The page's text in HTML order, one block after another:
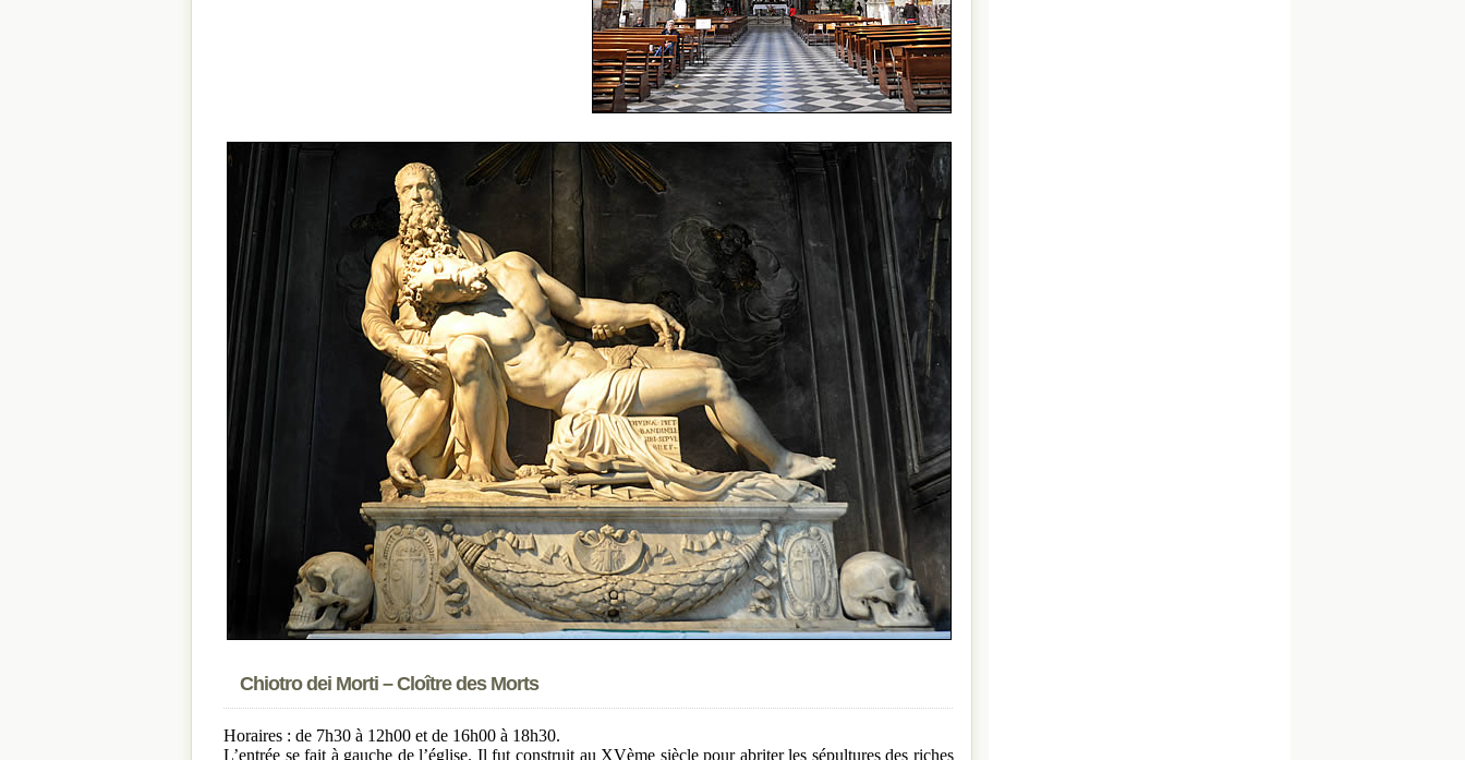
Chiotro dei Morti – Cloître des Morts
Horaires : de 7h30 à 12h00 et de 16h00 à 18h30.
L’entrée se fait à gauche de l’église. Il fut construit au XVème siècle pour abriter les sépultures des riches